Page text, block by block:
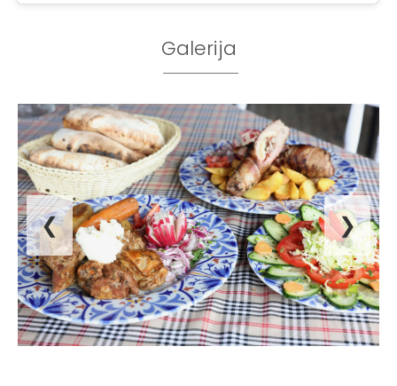
Galerija
❮ ❯